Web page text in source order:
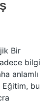
Bir
bilgi
anlamlı
bu